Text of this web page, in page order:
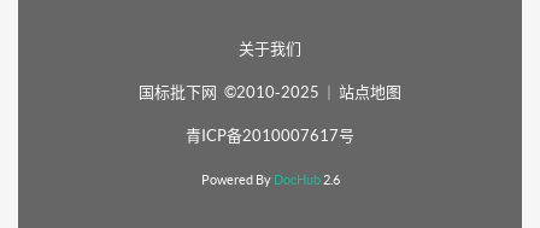
关于我们
国标批下网 ©2010-2025 站点地图
青ICP备2010007617号
Powered By DocHub2.6